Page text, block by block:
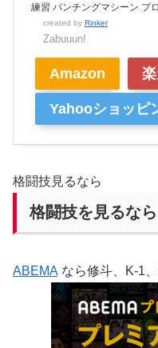
練習 パンチングマシーン プ
created by Rinker
Zabuuun!
Amazon
Yahooショッピ
格闘技見るなら
格闘技を見るなら
ABEMA なら修斗、K-1